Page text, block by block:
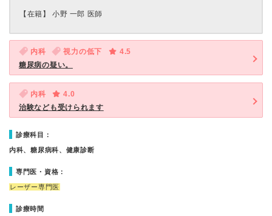
【在籍】 小野 一郎 医師
内科 視力の低下
4.5
糖尿病の疑い。
内科
4.0
治験なども受けられます
診療科目：
内科、糖尿病科、健康診断
専門医・資格：
レーザー専門医
診療時間